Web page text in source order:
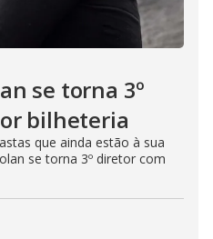
se torna 3º
bilheteria
que ainda estão à sua
se torna 3º diretor com